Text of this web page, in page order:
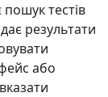
тестів
результати
або